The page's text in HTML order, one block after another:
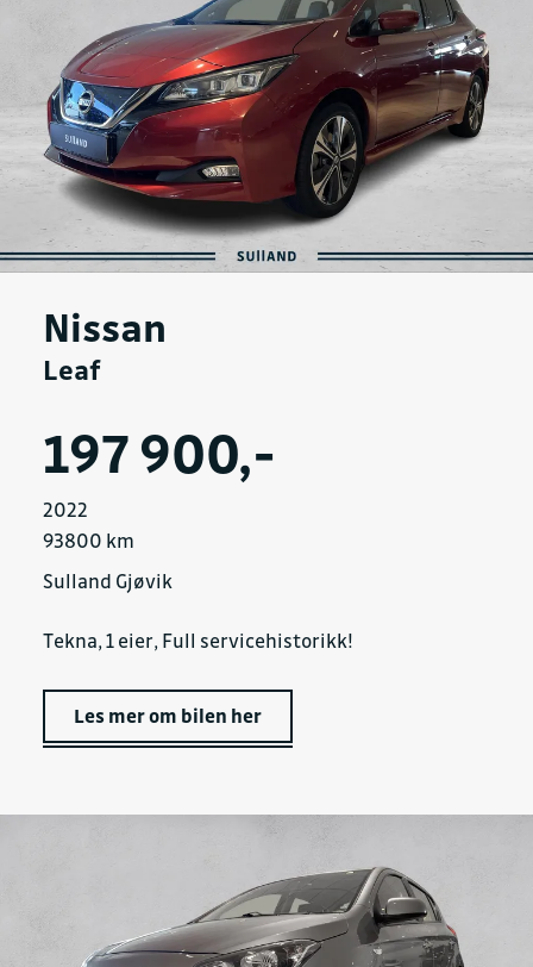
Nissan
Leaf
197 900,-
2022
93800 km
Sulland Gjøvik
Tekna, 1 eier, Full servicehistorikk!
Les mer om bilen her